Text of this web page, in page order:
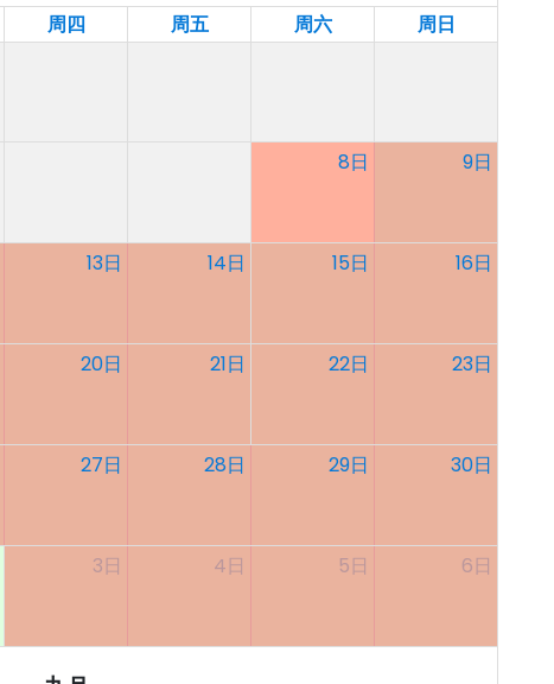
周四 周五 周六 周日
8日 9日
13日 14日 15日 16日
20日 21日 22日 23日
27日 28日 29日 30日
3日 4日 5日 6日